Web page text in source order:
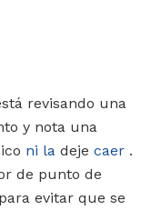
revisando una
y nota una
ni la deje caer .
de punto de
evitar que se